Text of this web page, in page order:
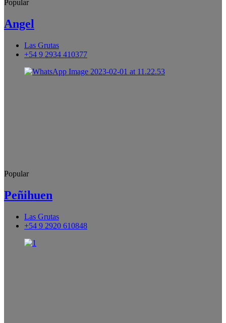
Popular
Angel
Las Grutas
+54 9 2934 410377
Popular
Peñihuen
Las Grutas
+54 9 2920 610848